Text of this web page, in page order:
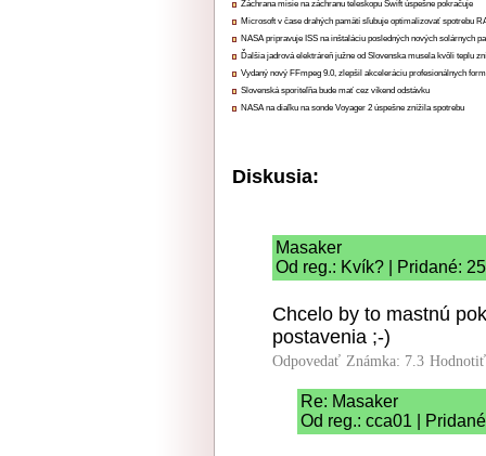
Záchrana misie na záchranu teleskopu Swift úspešne pokračuje
Microsoft v čase drahých pamätí sľubuje optimalizovať spotrebu
NASA pripravuje ISS na inštaláciu posledných nových solárnych
Ďalšia jadrová elektráreň južne od Slovenska musela kvôli teplu
Vydaný nový FFmpeg 9.0, zlepšil akceleráciu profesionálnych
Slovenská sporiteľňa bude mať cez víkend odstávku
NASA na diaľku na sonde Voyager 2 úspešne znížila spotrebu
Diskusia:
Masaker
Od reg.: Kvík? | Pridané:
Chcelo by to mastnú
postavenia ;-)
Odpovedať Známka: 7.3
Re: Masaker
Od reg.: cca01 |